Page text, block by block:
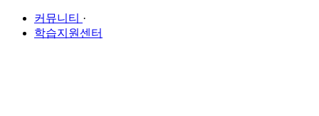
커뮤니티 ·
학습지원센터